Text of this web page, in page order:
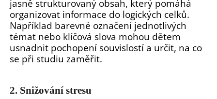
jasně strukturovaný obsah, který pomáhá
organizovat informace do logických celků.
Například barevné označení jednotlivých
témat nebo klíčová slova mohou dětem
usnadnit pochopení souvislostí a určit, na co
se při studiu zaměřit.
2. Snižování stresu